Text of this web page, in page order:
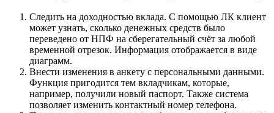
Следить на доходностью вклада. С помощью ЛК клиент
может узнать, сколько денежных средств было
переведено от НПФ на сберегательный счёт за любой
временной отрезок. Информация отображается в виде
диаграмм.
Внести изменения в анкету с персональными данными.
Функция пригодится тем вкладчикам, которые,
например, получили новый паспорт. Также система
позволяет изменить контактный номер телефона.